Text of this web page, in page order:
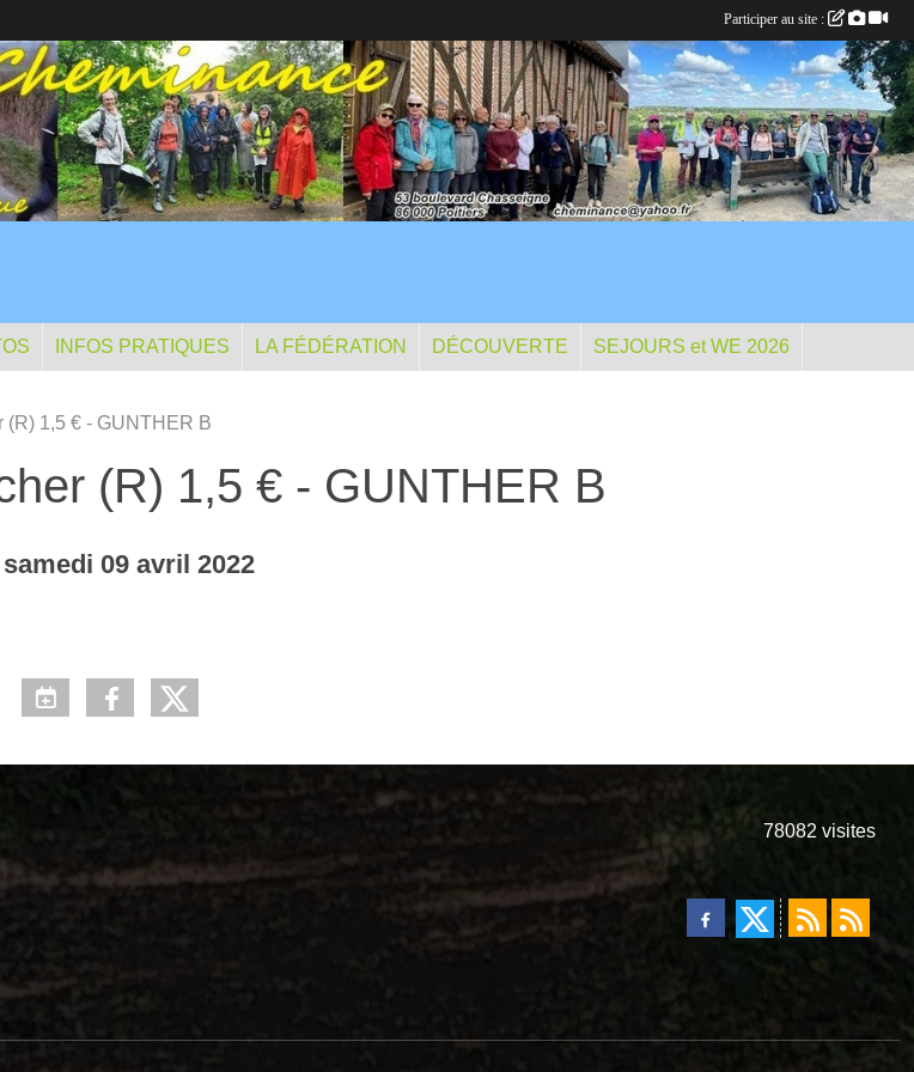
INFOS PRATIQUES LA FÉDÉRATION DÉCOUVERTE SEJOURS et WE 2026
(R) 1,5 € - GUNTHER B
(R) 1,5 € - GUNTHER B
samedi 09 avril 2022
78082 visites
Participer au site :